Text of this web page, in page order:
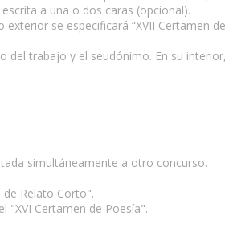
a una o dos caras (opcional).
se especificará “XVII Certamen
del trabajo y el seudónimo. En su
simultáneamente a otro concurso.
Relato Corto".
"XVI Certamen de Poesía".